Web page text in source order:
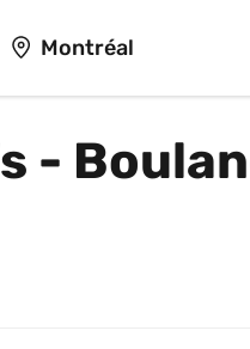
Montréal
-